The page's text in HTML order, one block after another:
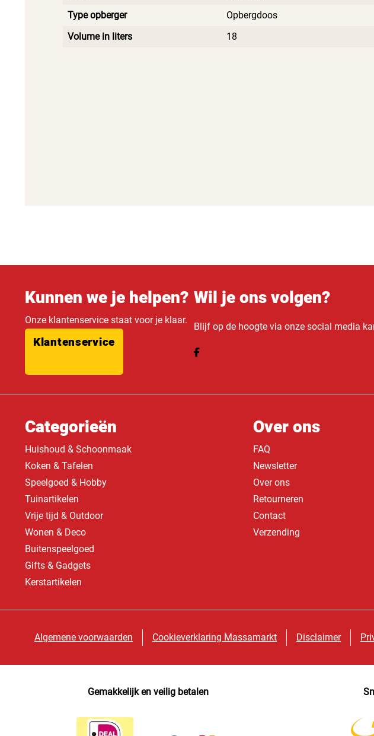
Type opberger
Opbergdoos
Volume in liters
18
Kunnen we je helpen?
Onze klantenservice staat voor je klaar.
Klantenservice
Wil je ons volgen?
Blijf op de hoogte via onze social media
Categorieën
Huishoud & Schoonmaak
Koken & Tafelen
Speelgoed & Hobby
Tuinartikelen
Vrije tijd & Outdoor
Wonen & Deco
Buitenspeelgoed
Gifts & Gadgets
Kerstartikelen
Over ons
FAQ
Newsletter
Over ons
Retourneren
Contact
Verzending
Algemene voorwaarden Cookieverklaring Massamarkt Disclaimer
Gemakkelijk en veilig betalen